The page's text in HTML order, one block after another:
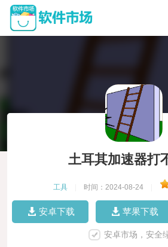
土耳其加速器打
工具 时间：2024-08-24
安卓下载 苹果下载
安卓市场，安全